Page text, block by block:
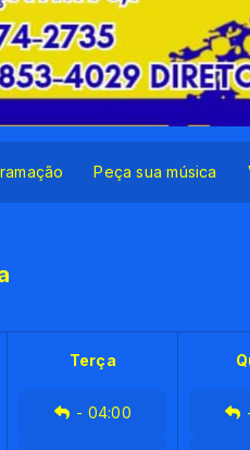
Peça sua música
Terça
- 04:00